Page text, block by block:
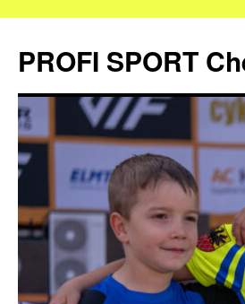
obsahu
webu
PROFI SPORT